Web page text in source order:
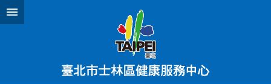
跳到主要內容區塊